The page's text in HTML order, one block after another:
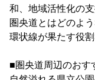
和、地域活性化の
圏央道とはどのよ
環状線が果たす役
■圏央道周辺のおす